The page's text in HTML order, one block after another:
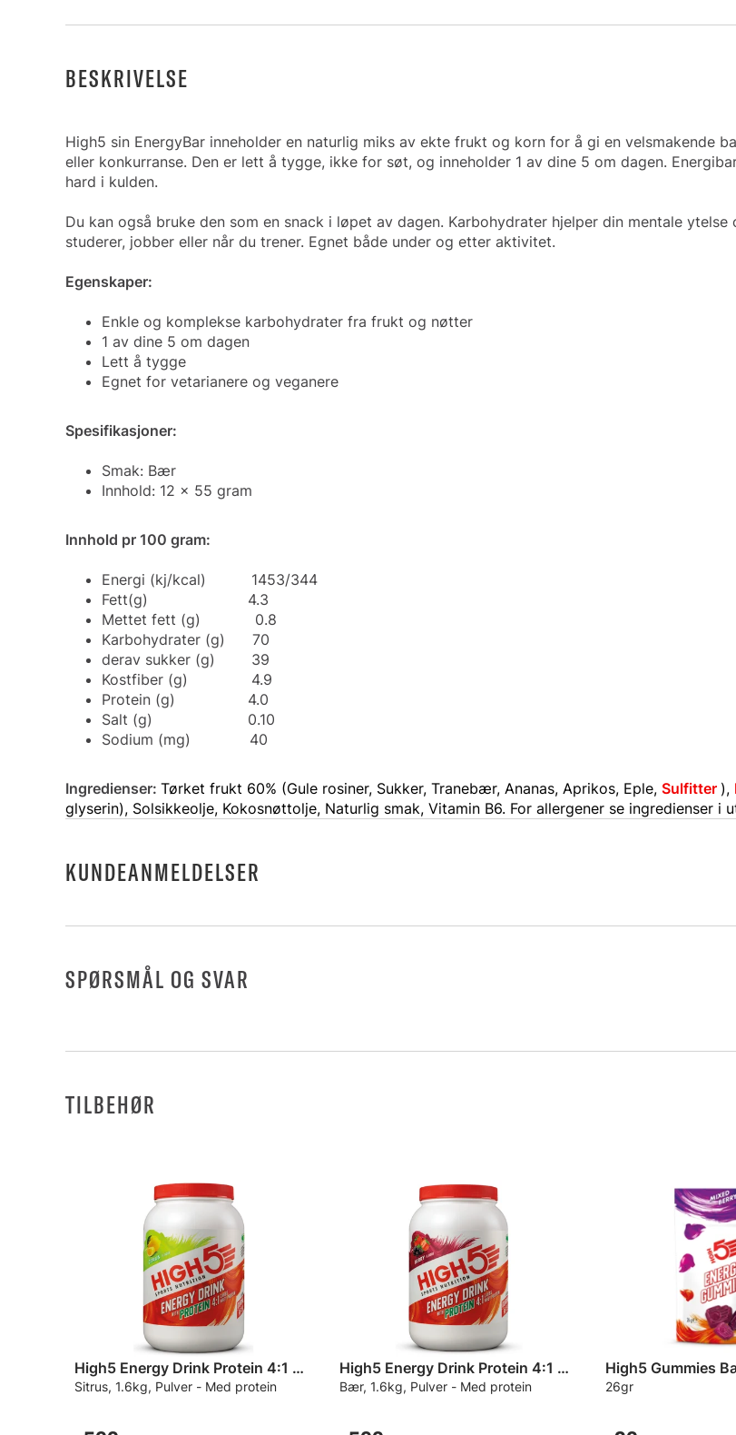
BESKRIVELSE
High5 sin EnergyBar inneholder en naturlig miks av ekte frukt og korn for å gi en velsmakende
eller konkurranse. Den er lett å tygge, ikke for søt, og inneholder 1 av dine 5 om dagen.
hard i kulden.
Du kan også bruke den som en snack i løpet av dagen. Karbohydrater hjelper din mentale
studerer, jobber eller når du trener. Egnet både under og etter aktivitet.
Egenskaper:
Enkle og komplekse karbohydrater fra frukt og nøtter
1 av dine 5 om dagen
Lett å tygge
Egnet for vetarianere og veganere
Spesifikasjoner:
Smak: Bær
Innhold: 12 x 55 gram
Innhold pr 100 gram:
Energi (kj/kcal) 1453/344
Fett(g) 4.3
Mettet fett (g) 0.8
Karbohydrater (g) 70
derav sukker (g) 39
Kostfiber (g) 4.9
Protein (g) 4.0
Salt (g) 0.10
Sodium (mg) 40
Ingredienser: Tørket frukt 60% (Gule rosiner, Sukker, Tranebær, Ananas, Aprikos, Eple, Sulfitter ),
glyserin), Solsikkeolje, Kokosnøttolje, Naturlig smak, Vitamin B6. For allergener se ingredienser i
KUNDEANMELDELSER
SPØRSMÅL OG SVAR
TILBEHØR
High5 Energy Drink Protein 4:1 Drikke
Sitrus, 1.6kg, Pulver - Med protein
High5 Energy Drink Protein 4:1 Drikke
Bær, 1.6kg, Pulver - Med protein
High5 Gummies
26gr